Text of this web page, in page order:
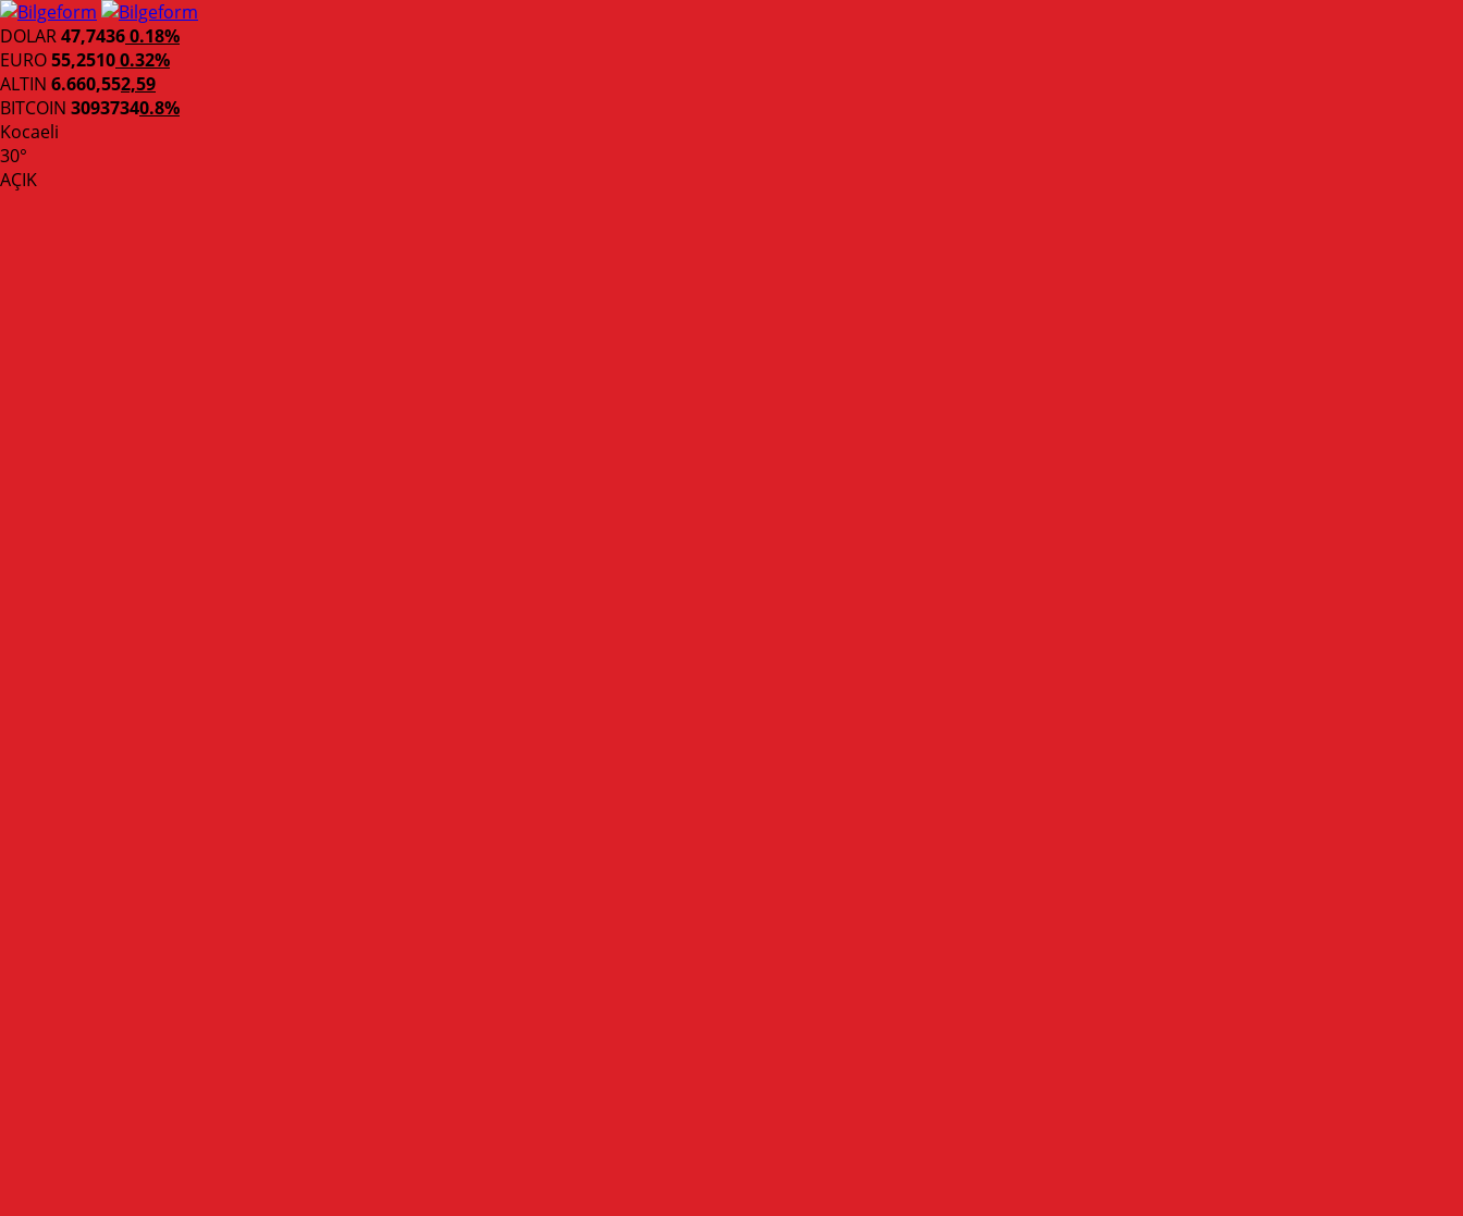
DOLAR47,74360.18%
EURO55,25100.32%
ALTIN 6.660,552,59
BITCOIN 30937340.8%
Kocaeli
30°
AÇIK